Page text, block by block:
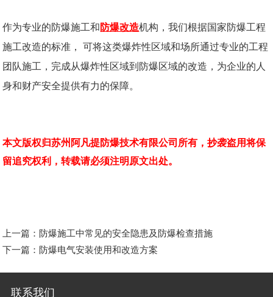
作为专业的防爆施工和 防爆改造机构，我们根据国家防爆工程
施工改造的标准， 可将这类爆炸性区域和场所通过专业的工程
团队施工，完成从爆炸性区域到防爆区域的改造，为企业的人
身和财产安全提供有力的保障。
本文版权归苏州阿凡提防爆技术有限公司所有，抄袭盗用将保
留追究权利，转载请必须注明原文出处。
上一篇： 防爆施工中常见的安全隐患及防爆检查措施
下一篇： 防爆电气安装使用和改造方案
联系我们